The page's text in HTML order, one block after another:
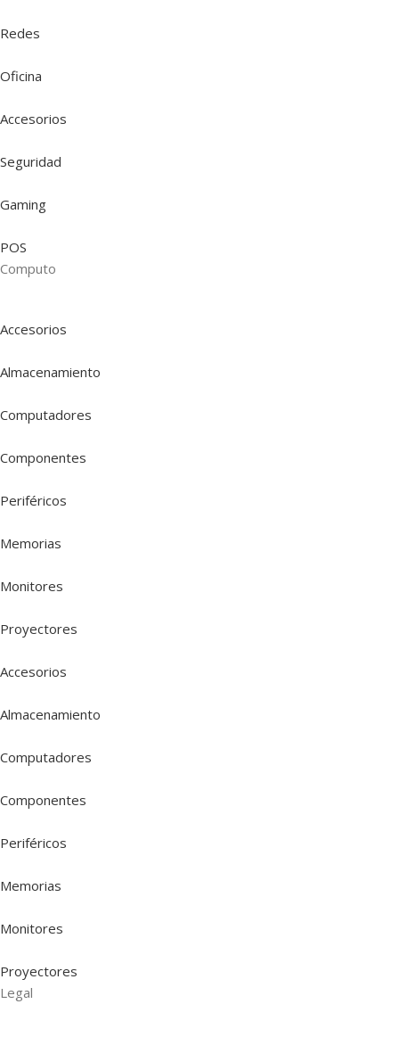
Redes
Oficina
Accesorios
Seguridad
Gaming
POS
Computo
Accesorios
Almacenamiento
Computadores
Componentes
Periféricos
Memorias
Monitores
Proyectores
Accesorios
Almacenamiento
Computadores
Componentes
Periféricos
Memorias
Monitores
Proyectores
Legal